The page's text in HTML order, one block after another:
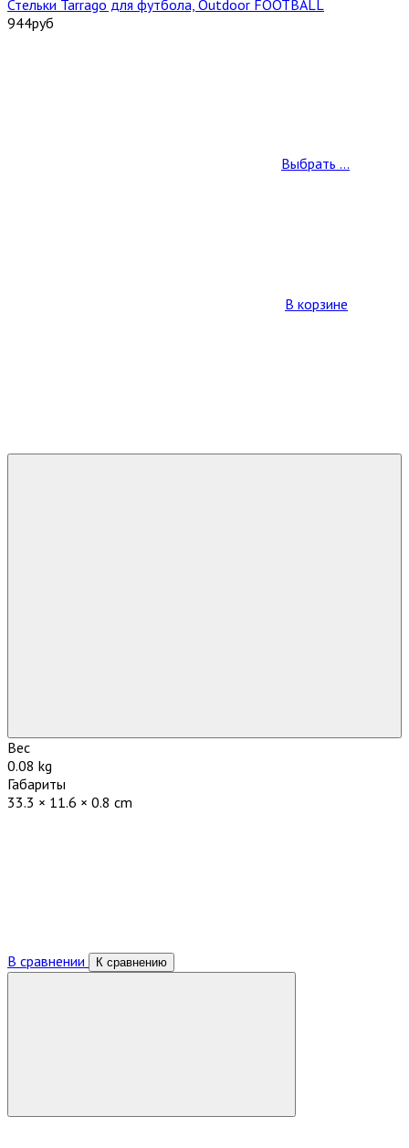
Стельки Tarrago для футбола, Outdoor FOOTBALL
944руб
Выбрать ...
В корзине
Вес
0.08 kg
Габариты
33.3 × 11.6 × 0.8 cm
В сравнении К сравнению